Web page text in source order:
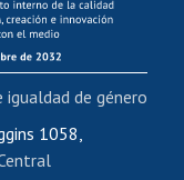
1058,
de género